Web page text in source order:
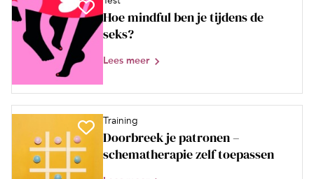
Hoe mindful ben je tijdens de
seks?
Lees meer
Training
Doorbreek je patronen –
schematherapie zelf toepassen